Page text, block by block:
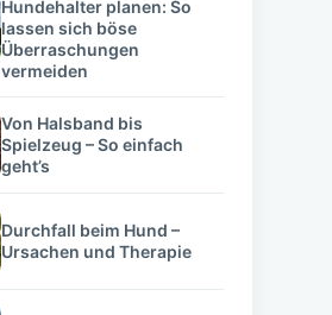
Hundehalter planen: So
lassen sich böse
Überraschungen
vermeiden
Von Halsband bis
Spielzeug – So einfach
geht’s
Durchfall beim Hund –
Ursachen und Therapie